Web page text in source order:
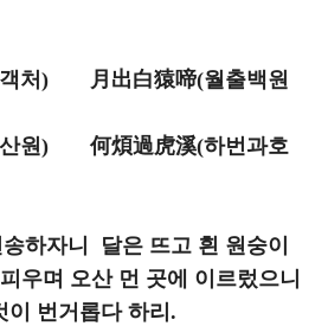
객처) 月出白猿啼(월출백원
산원) 何煩過虎溪(하번과호
하자니 달은 뜨고 흰 원숭이
우며 오산 먼 곳에 이르렀으니
이 번거롭다 하리.